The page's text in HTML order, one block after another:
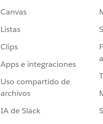
Canvas
Listas
Clips
Apps e integraciones
Uso compartido de
archivos
IA de Slack